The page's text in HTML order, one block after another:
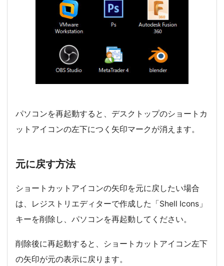
パソコンを再起動すると、デスクトップのショートカ
ットアイコンの左下につく矢印マークが消えます。
元に戻す方法
ショートカットアイコンの矢印を元に戻したい場合
は、レジストリエディターで作成した「Shell Icons」
キーを削除し、パソコンを再起動してください。
削除後に再起動すると、ショートカットアイコン左下
の矢印が元の表示に戻ります。